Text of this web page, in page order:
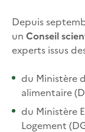
Depuis
un Conseil
experts issus
du Ministère
alimentaire
du Ministère
Logement